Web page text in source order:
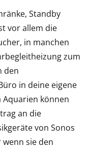
Standby
vor allem die
in manchen
zum
den
in deine eigene
können
an die
von Sonos
sie den